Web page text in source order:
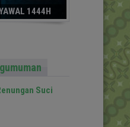
1444H
Suci